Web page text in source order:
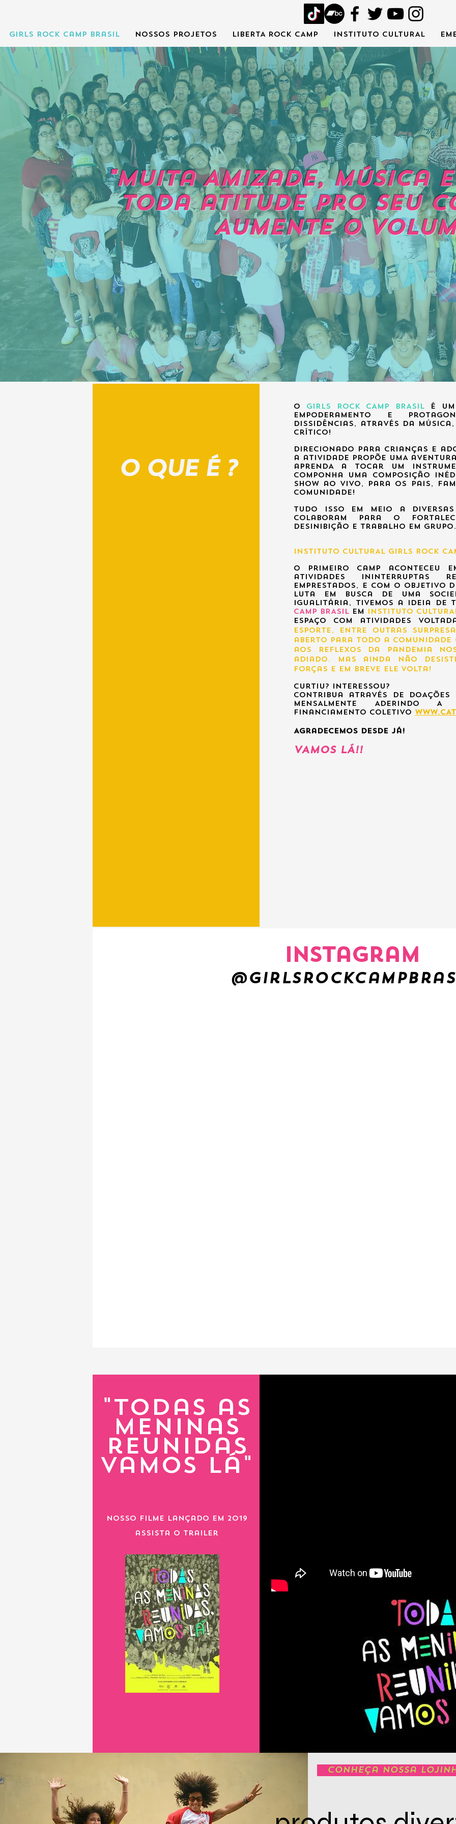
Girls Rock Camp Brasil Nossos Projetos LIBERTA ROCK CAMP INSTITUTO CULTURAL
"Muita Amizade, Música
TodaatitudePro seu
Aumente o
O QUE É ?
O GIRLS ROCK CAMP BRASIL é
empoderamento e
dissidências, através da
crítico!
Direcionado para crianças e
a atividade propõe UMA
aprendA a tocar um
Componha uma composição
show ao vivo, para os pais,
comunidade!
Tudo isso em meio a
colaboram para o
desinibição e trabalho em
INSTITUTO CULTURAL GIRLS ROCK
O primeiro camp aconteceu
atividades ininterruptas
emprestados, e Com O objetivo
luta em busca de uma
igualitária, Tivemos a ideia
CAMP BRASIL em
INSTITUTO
ESPAÇO com atividades
esporte, entre outras
aberto para todo a
aos reflexos da pandemia
adiado. Mas ainda
não
forças e em breve ele volta!
Curtiu? Interessou?
Contribua através de
MENSALMENTE ADERINDO
financiamento COLETIVO
Agradecemos desde já!
VAMOS LÁ!!
Instagram
"todas as
meninas
reunidas
vamos lá"
nosso filme lançado em 2019
assista o trailer
Conheça nossa